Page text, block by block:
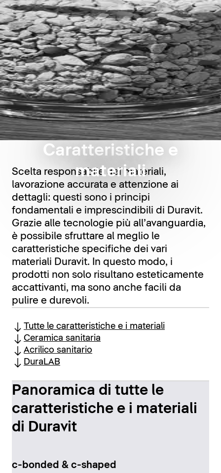
Caratteristiche e
materiali
Scelta responsabile dei materiali,
lavorazione accurata e attenzione ai
dettagli: questi sono i principi
fondamentali e imprescindibili di Duravit.
Grazie alle tecnologie più all’avanguardia,
è possibile sfruttare al meglio le
caratteristiche specifiche dei vari
materiali Duravit. In questo modo, i
prodotti non solo risultano esteticamente
accattivanti, ma sono anche facili da
pulire e durevoli.
Tutte le caratteristiche e i materiali
Ceramica sanitaria
Acrilico sanitario
DuraLAB
Panoramica di tutte le
caratteristiche e i materiali
di Duravit
c-bonded & c-shaped